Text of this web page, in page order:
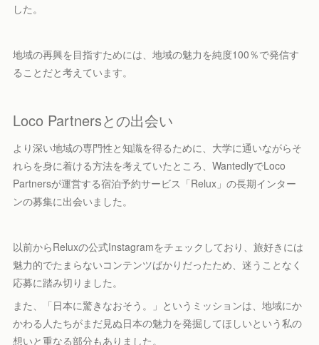
した。
地域の再興を目指すためには、地域の魅力を純度100％で発信す
ることだと考えています。
Loco Partnersとの出会い
より深い地域の専門性と知識を得るために、大学に通いながらそ
れらを身に着ける方法を考えていたところ、WantedlyでLoco
Partnersが運営する宿泊予約サービス「Relux」の長期インター
ンの募集に出会いました。
以前からReluxの公式Instagramをチェックしており、旅好きには
魅力的でたまらないコンテンツばかりだったため、迷うことなく
応募に踏み切りました。
また、「日本に驚きなおそう。」というミッションは、地域にか
かわる人たちがまだ見ぬ日本の魅力を発掘してほしいという私の
想いと重なる部分もありました。